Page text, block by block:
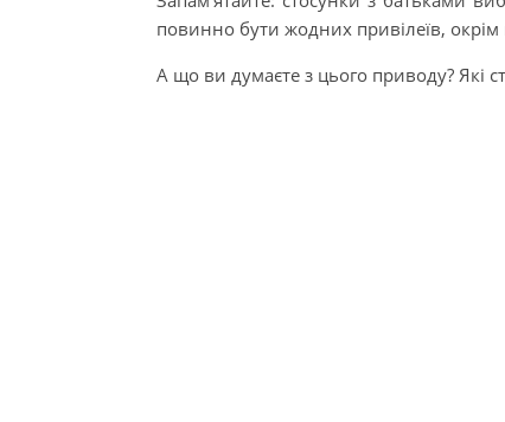
повинно бути жодних привілеїв, окрім
А що ви думаєте з цього приводу? Які